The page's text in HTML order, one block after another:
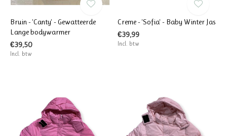
Bruin - 'Canty' - Gewatteerde
Lange bodywarmer
€39,50
Incl. btw
Creme - 'Sofia' - Baby Winter Jas
€39,99
Incl. btw